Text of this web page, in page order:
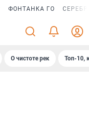
ФОНТАНКА ГО
О чистоте рек Топ-10,